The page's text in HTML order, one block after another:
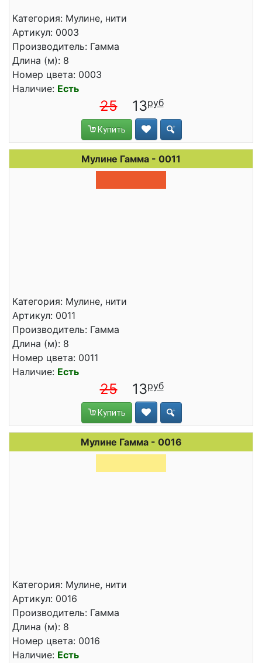
Категория: Мулине, нити
Артикул: 0003
Производитель: Гамма
Длина (м): 8
Номер цвета: 0003
Наличие: Есть
25 13
Купить
Мулине Гамма - 0011
Категория: Мулине, нити
Артикул: 0011
Производитель: Гамма
Длина (м): 8
Номер цвета: 0011
Наличие: Есть
25 13
Купить
Мулине Гамма - 0016
Категория: Мулине, нити
Артикул: 0016
Производитель: Гамма
Длина (м): 8
Номер цвета: 0016
Наличие: Есть